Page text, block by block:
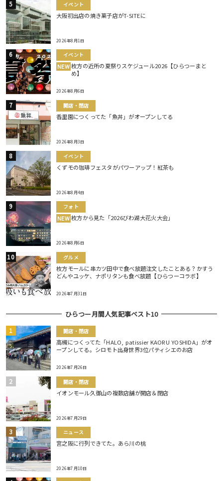
イベント
大阪初出店の焼き菓子店がT-SITEに
2026年8月1日
イベント
NEW 枚方の近所の夏祭りスケジュール2026【ひらつーまと
め】
2026年8月6日
開店・閉店
香里園につくってた「魚丼」がオープンしてる
2026年8月3日
イベント
くずモの珈琲フェスタがパワーアップ！紅茶も
2026年8月4日
フォト
NEW 枚方から見た「2026びわ湖大花火大会」
2026年8月6日
グルメ
枚方モールに串カツ田中で食べ放題注文したことある？かすう
どんやユッケ、ナポリタンも食べ放題【ひらつーコラボ】
2026年7月31日
ひらつー月間人気記事ベスト10
開店・閉店
高槻につくってた「HALO, patissier KAORU YOSHIDA」がオ
ープンしてる。シロモト出身世界3位パティシエのお店
2026年7月26日
開店・閉店
イオンモール久御山の複数店舗が開店＆閉店
2026年7月29日
ニュース
宮之阪に行列できてた。あら川の桃
2026年7月10日